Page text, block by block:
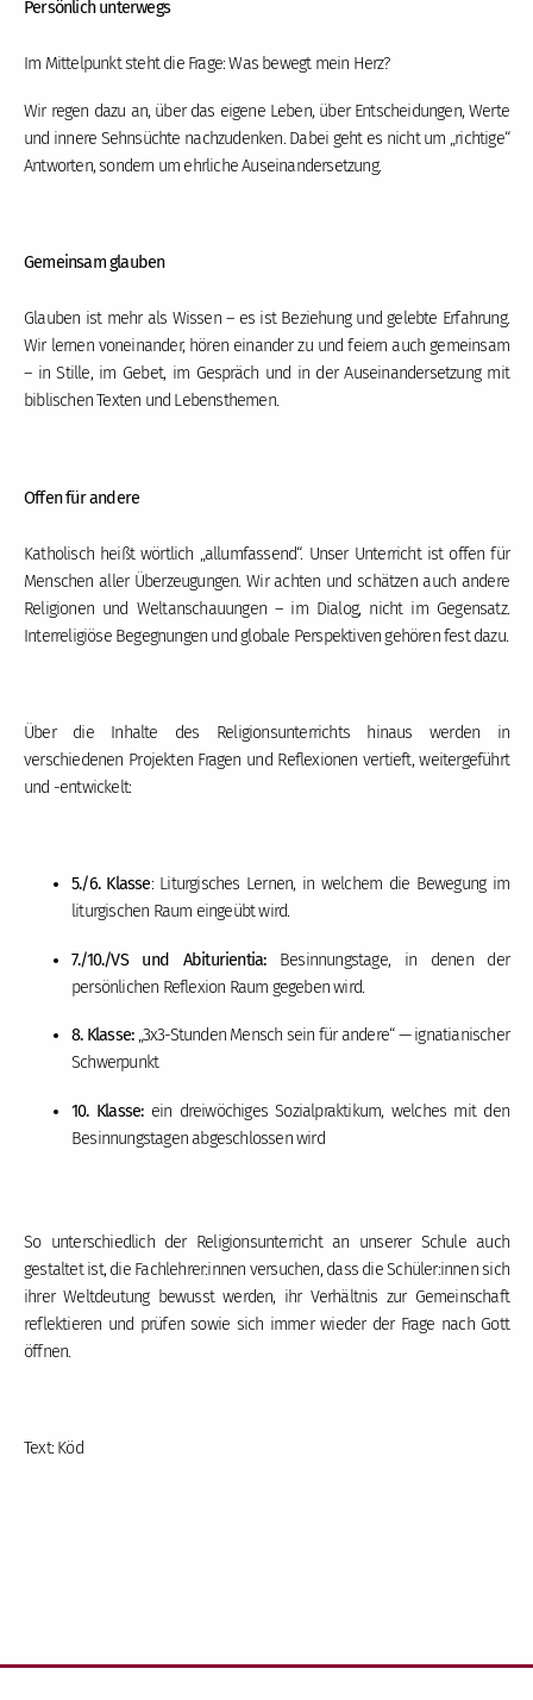
Persönlich unterwegs
Im Mittelpunkt steht die Frage: Was bewegt mein Herz?
Wir regen dazu an, über das eigene Leben, über Entscheidungen, Werte
und innere Sehnsüchte nachzudenken. Dabei geht es nicht um „richtige“
Antworten, sondern um ehrliche Auseinandersetzung.
Gemeinsam glauben
Glauben ist mehr als Wissen – es ist Beziehung und gelebte Erfahrung.
Wir lernen voneinander, hören einander zu und feiern auch gemeinsam
– in Stille, im Gebet, im Gespräch und in der Auseinandersetzung mit
biblischen Texten und Lebensthemen.
Offen für andere
Katholisch heißt wörtlich „allumfassend“. Unser Unterricht ist offen für
Menschen aller Überzeugungen. Wir achten und schätzen auch andere
Religionen und Weltanschauungen – im Dialog, nicht im Gegensatz.
Interreligiöse Begegnungen und globale Perspektiven gehören fest dazu.
Über die Inhalte des Religionsunterrichts hinaus werden in
verschiedenen Projekten Fragen und Reflexionen vertieft, weitergeführt
und -entwickelt:
5./6. Klasse: Liturgisches Lernen, in welchem die Bewegung im
liturgischen Raum eingeübt wird.
7./10./VS und Abiturientia:Besinnungstage, in denen der
persönlichen Reflexion Raum gegeben wird.
8. Klasse:„3x3-Stunden Mensch sein für andere“ — ignatianischer
Schwerpunkt
10. Klasse:ein dreiwöchiges Sozialpraktikum, welches mit den
Besinnungstagen abgeschlossen wird
So unterschiedlich der Religionsunterricht an unserer Schule auch
gestaltet ist, die Fachlehrer:innen versuchen, dass die Schüler:innen sich
ihrer Weltdeutung bewusst werden, ihr Verhältnis zur Gemeinschaft
reflektieren und prüfen sowie sich immer wieder der Frage nach Gott
öffnen.
Text: Köd